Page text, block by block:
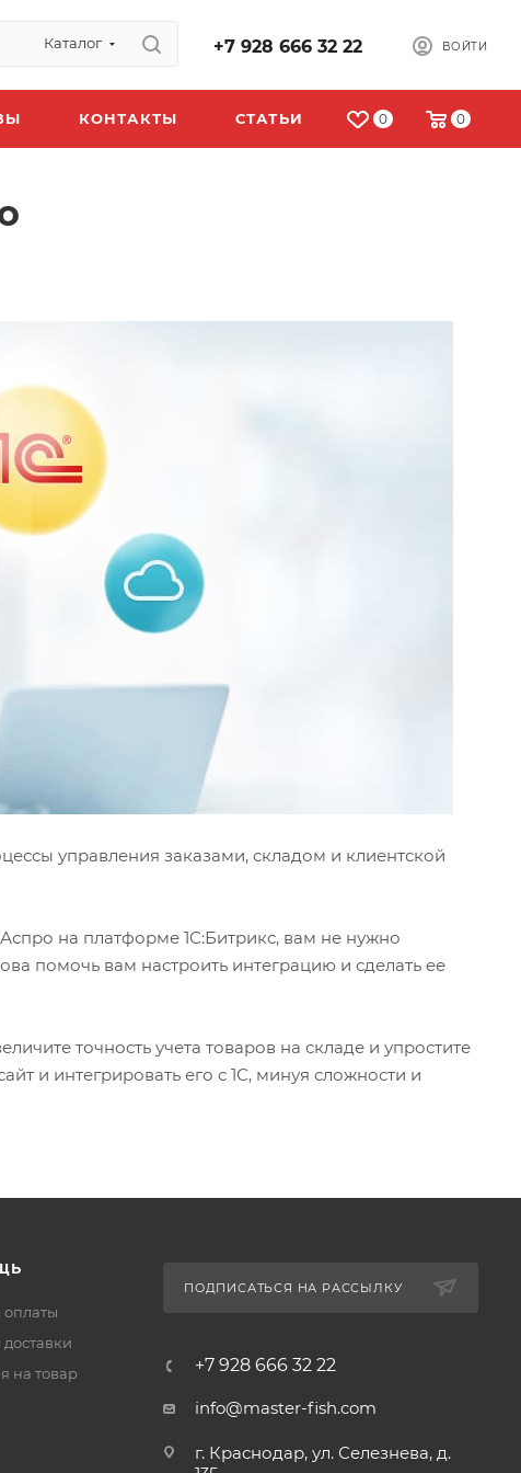
Каталог +7 928 666 32 22 ВОЙТИ
0 0
КОНТАКТЫ СТАТЬИ
управления заказами, складом и клиентской
на платформе 1С:Битрикс, вам не нужно
помочь вам настроить интеграцию и сделать ее
точность учета товаров на складе и упростите
и интегрировать его с 1С, минуя сложности и
оплаты
на товар
ПОДПИСАТЬСЯ НА РАССЫЛКУ
+7 928 666 32 22
info@master-fish.com
г. Краснодар, ул. Селезнева, д.